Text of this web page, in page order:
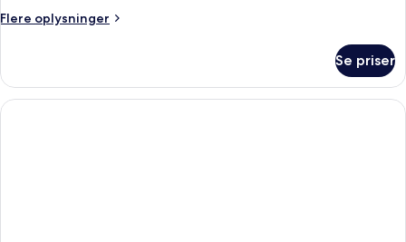
Flere oplysninger
Flere
Se priser